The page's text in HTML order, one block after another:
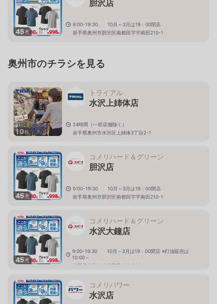
45枚
胆沢店
9:00-19:30 10月～3月は19：00閉店
岩手県奥州市胆沢区南都田字宇南田210-1
奥州市のチラシを見る
10枚
トライアル
水沢上姉体店
24時間（一部店舗除く）
岩手県奥州市水沢区上姉体3丁目2-1
45枚
コメリハード＆グリーン
胆沢店
9:00-19:30 10月～3月は19：00閉店
岩手県奥州市胆沢区南都田字宇南田210-1
45枚
コメリハード＆グリーン
水沢大鐘店
9:00-19:30 10月～3月は19：00閉店 ※灯油販売は
10:00～
岩手県奥州市水沢区字南大金12
コメリパワー
水沢店